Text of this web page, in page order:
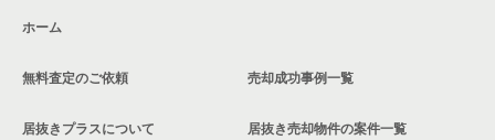
中野区の飲食店の居抜き売却物件の案件一覧
ホーム
無料査定のご依頼
居抜きプラスについて
売却成功事例一覧
居抜き売却物件の案件一覧